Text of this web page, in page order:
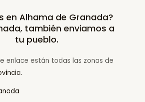
en Alhama de Granada?
también enviamos a
tu pueblo.
enlace están todas las zonas de
.